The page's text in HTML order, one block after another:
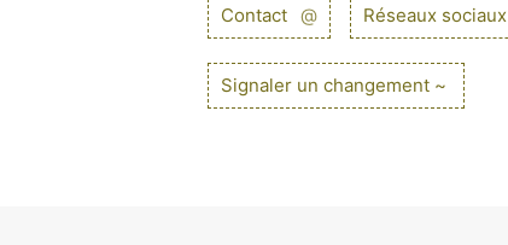
Contact @ Réseaux sociaux
Signaler un changement ~